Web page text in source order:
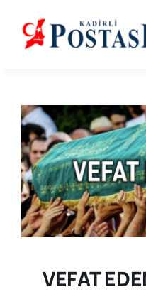
content
VEFAT